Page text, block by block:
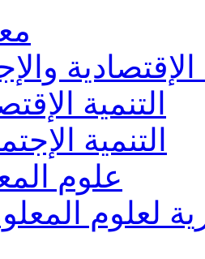
الإقتصادية
التنمية
التنمية
علوم
لعلوم